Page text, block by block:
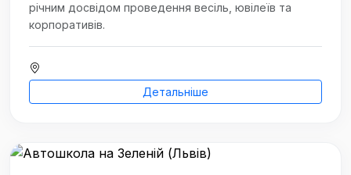
річним досвідом проведення весіль, ювілеїв та
корпоративів.
Детальніше